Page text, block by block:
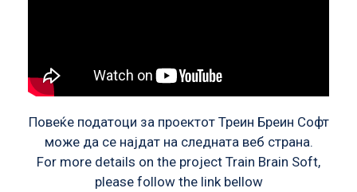
Повеќе податоци за проектот Треин Бреин Софт
може да се најдат на следната веб страна.
For more details on the project Train Brain Soft,
please follow the link bellow